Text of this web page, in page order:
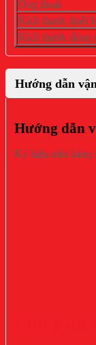
Ống thoát
Kích thước thiết
Kích thước đóng
Hướng dẫn
Hướng dẫn
Ký hiệu trên bảng